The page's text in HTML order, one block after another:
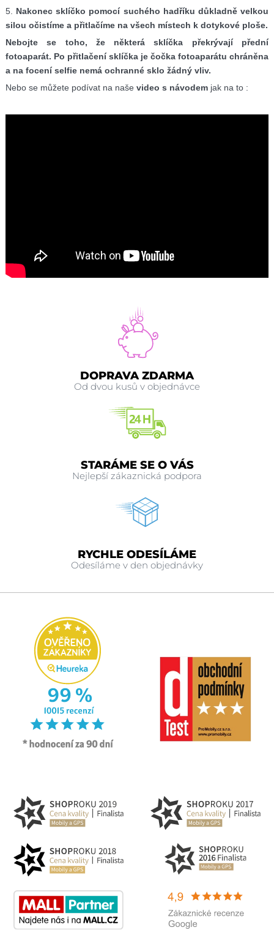
5.
Nakonec sklíčko pomocí suchého hadříku důkladně velkou
silou očistíme a přitlačíme na všech místech k dotykové ploše.
Nebojte se toho, že některá sklíčka překrývají přední
fotoaparát. Po přitlačení sklíčka je čočka fotoaparátu chráněna
a na focení selfie nemá ochranné sklo žádný vliv.
Nebo se můžete podívat na naše video s návodemjak na to :
DOPRAVA ZDARMA
Od dvou kusů v objednávce
STARÁME SE O VÁS
Nejlepší zákaznická podpora
RYCHLE ODESÍLÁME
Odesíláme v den objednávky